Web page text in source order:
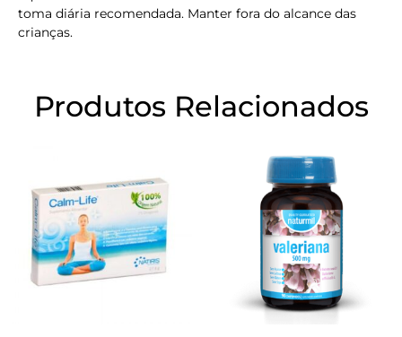
toma diária recomendada. Manter fora do alcance das
crianças.
Produtos Relacionados